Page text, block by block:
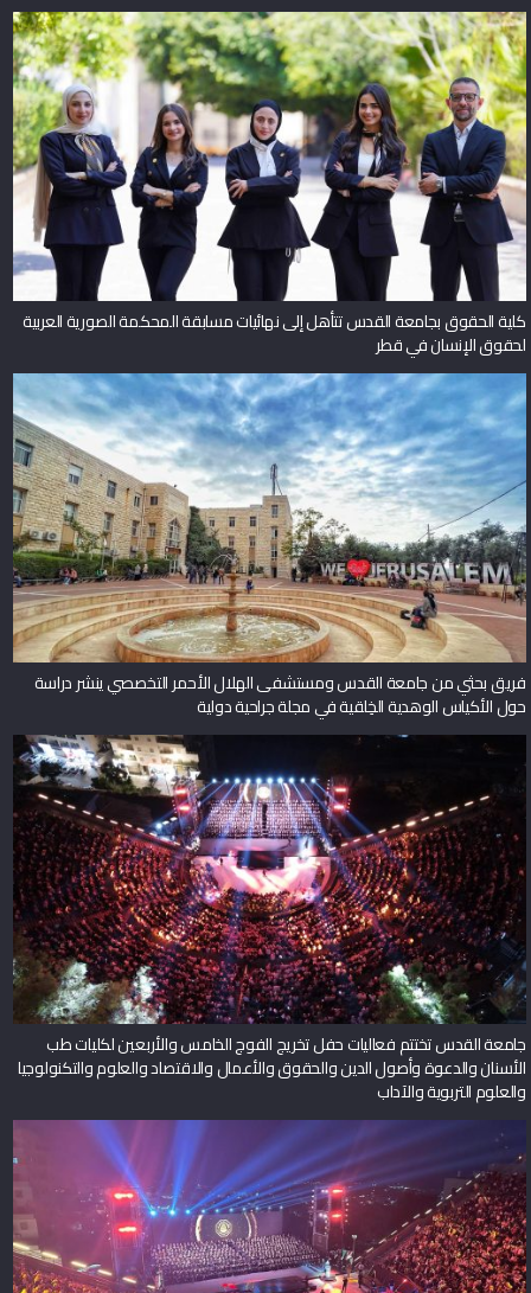
كلية الحقوق بجامعة القدس تتأهل إلى نهائيات مسابقة المحكمة الصورية العربية
لحقوق الإنسان في قطر
فريق بحثي من جامعة القدس ومستشفى الهلال الأحمر التخصصي ينشر دراسة
حول الأكياس الوهدية الخِلقية في مجلة جراحية دولية
جامعة القدس تختتم فعاليات حفل تخريج الفوج الخامس والأربعين لكليات طب
الأسنان والدعوة وأصول الدين والحقوق والأعمال والاقتصاد والعلوم والتكنولوجيا
والعلوم التربوية والآداب